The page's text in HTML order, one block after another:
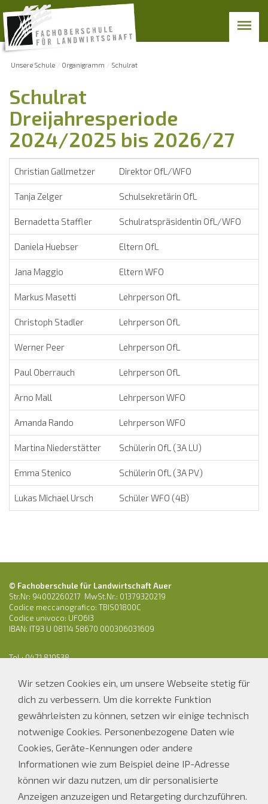
Unsere Schule Organigramm Schulrat
Schulrat
Dreijahresperiode
2024/2025 bis 2026/27
Christian Gallmetzer Direktor OfL/WFO
Tanja Zelger Schulsekretärin OfL
Bernadetta Staffler Schulratspräsidentin OfL/WFO
Daniela Huebser Eltern OfL
Jana Maggio Eltern WFO
Markus Masetti Lehrperson OfL
Christoph Stadler Lehrperson OfL
Werner Peer Lehrperson OfL
Paul Oberrauch Lehrperson OfL
Arno Mall Lehrperson WFO
Amanda Rando Lehrperson WFO
Martina Niederstätter Schülerin OfL (3A LU)
Emma Stenico Schülerin OfL (3A PV)
Lukas Michael Ursch Schüler WFO (4B)
© Fachoberschule für Landwirtschaft Auer
Str.Nr: 94002260217 MwSt.Nr.: 01379320219
Codice meccanografico: TBIS01800C
Codice univoco: UFO6I3
IBAN: IT93 U 08114 58670 000306031609
Tel.: 0471 810538
Parteienverkehr Sekretariat
Bei Schulbetrieb
MO, DI, DO
08.00 - 12.00 Uhr
MO - FR
08.00 - 12.00 UHR
Wir setzen Cookies ein, um unsere Webseite stetig für
dich zu verbessern. Um die korrekte Funktion
gewährleisten zu können, setzen wir einige technisch
notwenige Cookies. Personenbezogene Daten wie
Cookies, Geräte-Kennungen oder andere
Informationen wie zum Beispiel deine IP-Adresse
können wir dazu nutzen, um dir personalisierte
Anzeigen anzuzeigen und Retargeting durchzuführen.